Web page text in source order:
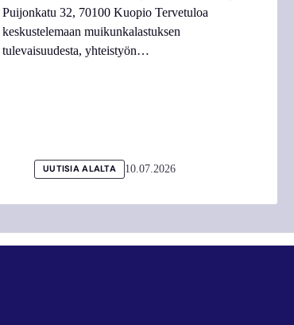
Puijonkatu 32, 70100 Kuopio Tervetuloa
keskustelemaan muikunkalastuksen
tulevaisuudesta, yhteistyön…
UUTISIA ALALTA 10.07.2026